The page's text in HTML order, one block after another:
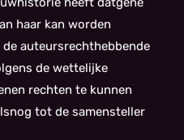
haar kan worden
auteursrechthebbende
de wettelijke
rechten te kunnen
tot de samensteller